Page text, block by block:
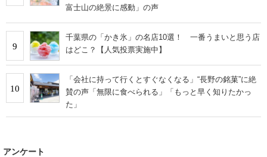
富士山の絶景に感動」の声
9
千葉県の「かき氷」の名店10選！ 一番うまいと思う店
はどこ？【人気投票実施中】
10
「会社に持って行くとすぐなくなる」“長野の銘菓”に絶
賛の声「無限に食べられる」「もっと早く知りたかっ
た」
アンケート